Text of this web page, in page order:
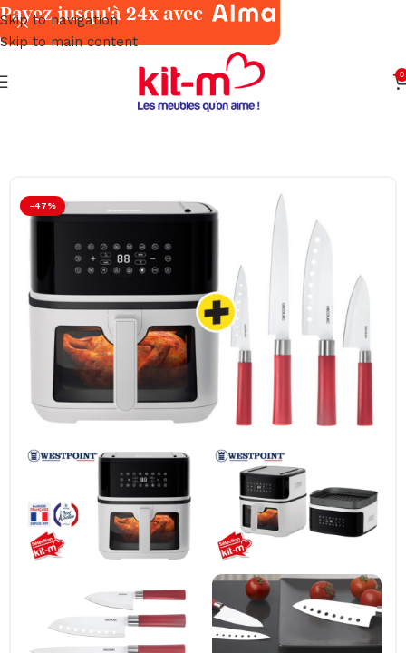
Skip to navigation
Skip to main content
0
Petits Électroménagers Cuisine
-47%
Payez jusqu'à 24x avec